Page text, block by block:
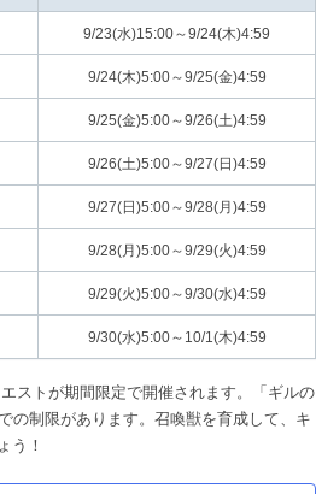
9/23(水)15:00～9/24(木)4:59
9/24(木)5:00～9/25(金)4:59
9/25(金)5:00～9/26(土)4:59
9/26(土)5:00～9/27(日)4:59
9/27(日)5:00～9/28(月)4:59
9/28(月)5:00～9/29(火)4:59
9/29(火)5:00～9/30(水)4:59
9/30(水)5:00～10/1(木)4:59
ストが期間限定で開催されます。「ギルの
の制限があります。召喚獣を育成して、キ
う！